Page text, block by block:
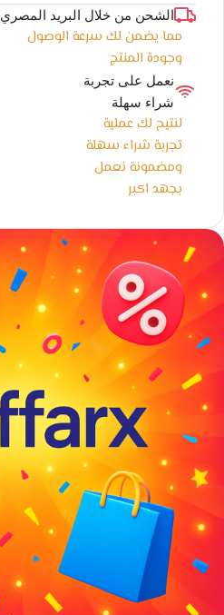
الشحن من خلال البريد المصري
مما يضمن لك سرعة الوصول
وجودة المنتج
نعمل على تجربة
شراء سهلة
لنتيح لك عملية
تجربة شراء سهلة
ومضمونة نعمل
بجهد اكبر